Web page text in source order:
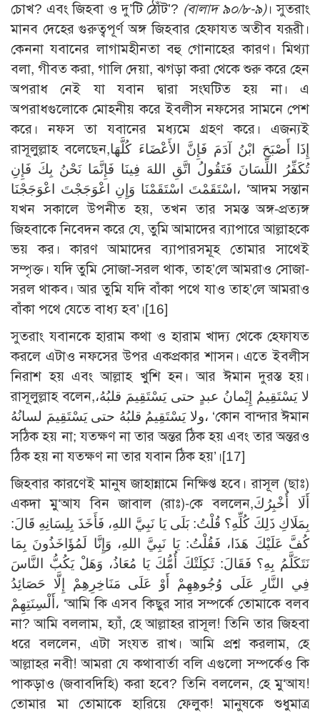
চোখ? এবং জিহবা ও দু’টি ঠোঁট’? (বালাদ ৯০/৮-৯)। সুতরাং
মানব দেহের গুরুত্বপূর্ণ অঙ্গ জিহবার হেফাযত অতীব যরূরী।
কেননা যবানের লাগামহীনতা বহু গোনাহের কারণ। মিথ্যা
বলা, গীবত করা, গালি দেয়া, ঝগড়া করা থেকে শুরু করে হেন
অপরাধ নেই যা যবান দ্বারা সংঘটিত হয় না। এ
অপরাধগুলোকে মোহনীয় করে ইবলীস নফসের সামনে পেশ
করে। নফস তা যবানের মধ্যমে গ্রহণ করে। এজন্যই
রাসূলুল্লাহ বলেছেন,إِذَا أَصْبَحَ ابْنُ آدَمَ فَإِنَّ الأَعْضَاءَ كُلَّهَا
تُكَفِّرُ اللِّسَانَ فَتَقُولُ اتَّقِ اللهَ فِينَا فَإِنَّمَا نَحْنُ بِكَ فَإِنِ
اسْتَقَمْتَ اسْتَقَمْنَا وَإِنِ اعْوَجَجْتَ اعْوَجَجْنَا، ‘আদম সন্তান
যখন সকালে উপনীত হয়, তখন তার সমস্ত অঙ্গ-প্রত্যঙ্গ
জিহবাকে নিবেদন করে যে, তুমি আমাদের ব্যাপারে আল্লাহকে
ভয় কর। কারণ আমাদের ব্যাপারসমূহ তোমার সাথেই
সম্পৃক্ত। যদি তুমি সোজা-সরল থাক, তাহ’লে আমরাও সোজা-
সরল থাকব। আর তুমি যদি বাঁকা পথে যাও তাহ’লে আমরাও
বাঁকা পথে যেতে বাধ্য হব’।[16]
সুতরাং যবানকে হারাম কথা ও হারাম খাদ্য থেকে হেফাযত
করলে এটাও নফসের উপর একপ্রকার শাসন। এতে ইবলীস
নিরাশ হয় এবং আল্লাহ খুশি হন। আর ঈমান দুরস্ত হয়।
রাসূলুল্লাহ বলেন,لا يَسْتَقِيمُ إِيْمانُ عبدٍ حتى يَسْتَقِيمَ قلبُهُ،
ولا يَسْتَقِيمُ قلبُهُ حتى يَسْتَقِيمَ لسانُهُ، ‘কোন বান্দার ঈমান
সঠিক হয় না; যতক্ষণ না তার অন্তর ঠিক হয় এবং তার অন্তরও
ঠিক হয় না যতক্ষণ না তার যবান ঠিক হয়’।[17]
জিহবার কারণেই মানুষ জাহান্নামে নিক্ষিপ্ত হবে। রাসূল (ছাঃ)
একদা মু‘আয বিন জাবাল (রাঃ)-কে বললেন,أَلَا أُخْبِرُكَ
بِمَلَاكِ ذَلِكَ كُلِّهِ؟ قُلْتُ: بَلَى يَا نَبِيَّ اللهِ، فَأَخَذَ بِلِسَانِهِ قَالَ:
كُفَّ عَلَيْكَ هَذَا، فَقُلْتُ: يَا نَبِيَّ اللهِ، وَإِنَّا لَمُؤَاخَذُونَ بِمَا
نَتَكَلَّمُ بِهِ؟ فَقَالَ: ثَكِلَتْكَ أُمُّكَ يَا مُعَاذُ، وَهَلْ يَكُبُّ النَّاسَ
فِي النَّارِ عَلَى وُجُوهِهِمْ أَوْ عَلَى مَنَاخِرِهِمْ إِلَّا حَصَائِدُ
أَلْسِنَتِهِمْ، ‘আমি কি এসব কিছুর সার সম্পর্কে তোমাকে বলব
না? আমি বললাম, হ্যাঁ, হে আল্লাহর রাসূল! তিনি তার জিহবা
ধরে বললেন, এটা সংযত রাখ। আমি প্রশ্ন করলাম, হে
আল্লাহর নবী! আমরা যে কথাবার্তা বলি এগুলো সম্পর্কেও কি
পাকড়াও (জবাবদিহি) করা হবে? তিনি বললেন, হে মু‘আয!
তোমার মা তোমাকে হারিয়ে ফেলুক! মানুষকে শুধুমাত্র